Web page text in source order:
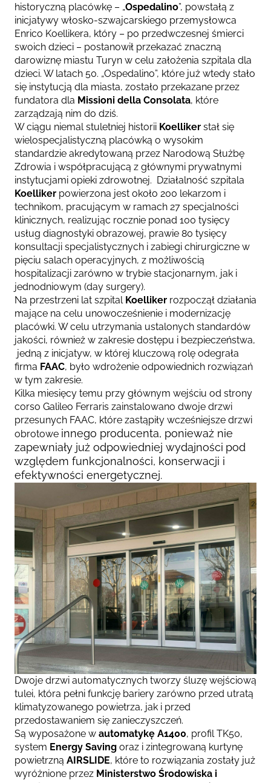
historyczną placówkę – „Ospedalino”, powstałą z
inicjatywy włosko-szwajcarskiego przemysłowca
Enrico Koellikera, który – po przedwczesnej śmierci
swoich dzieci – postanowił przekazać znaczną
darowiznę miastu Turyn w celu założenia szpitala dla
dzieci. W latach 50. „Ospedalino”, które już wtedy stało
się instytucją dla miasta, zostało przekazane przez
fundatora dla Missioni della Consolata, które
zarządzają nim do dziś.
W ciągu niemal stuletniej historii Koelliker stał się
wielospecjalistyczną placówką o wysokim
standardzie akredytowaną przez Narodową Służbę
Zdrowia i współpracującą z głównymi prywatnymi
instytucjami opieki zdrowotnej. Działalność szpitala
Koelliker powierzona jest około 200 lekarzom i
technikom, pracującym w ramach 27 specjalności
klinicznych, realizując rocznie ponad 100 tysięcy
usług diagnostyki obrazowej, prawie 80 tysięcy
konsultacji specjalistycznych i zabiegi chirurgiczne w
pięciu salach operacyjnych, z możliwością
hospitalizacji zarówno w trybie stacjonarnym, jak i
jednodniowym (day surgery).
Na przestrzeni lat szpital Koelliker rozpoczął działania
mające na celu unowocześnienie i modernizację
placówki. W celu utrzymania ustalonych standardów
jakości, również w zakresie dostępu i bezpieczeństwa,
jedną z inicjatyw, w której kluczową rolę odegrała
firma FAAC, było wdrożenie odpowiednich rozwiązań
w tym zakresie.
Kilka miesięcy temu przy głównym wejściu od strony
corso Galileo Ferraris zainstalowano dwoje drzwi
przesunych FAAC, które zastąpiły wcześniejsze drzwi
obrotowe innego producenta, ponieważ nie
zapewniały już odpowiedniej wydajności pod
względem funkcjonalności, konserwacji i
efektywności energetycznej.
Dwoje drzwi automatycznych tworzy śluzę wejściową
tulei, która pełni funkcję bariery zarówno przed utratą
klimatyzowanego powietrza, jak i przed
przedostawaniem się zanieczyszczeń.
Są wyposażone w automatykę A1400, profil TK50,
system Energy Saving oraz i zintegrowaną kurtynę
powietrzną AIRSLIDE, które to rozwiązania zostały już
wyróżnione przez Ministerstwo Środowiska i